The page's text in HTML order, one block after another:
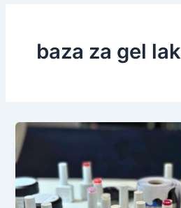
baza za gel lak